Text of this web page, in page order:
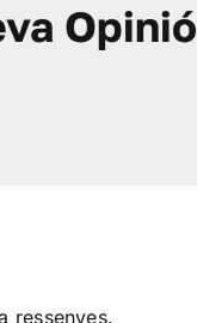
Opinió
ressenyes.